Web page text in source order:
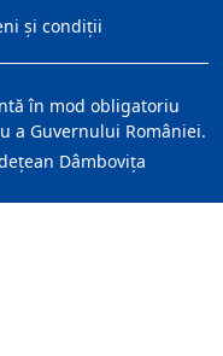
și condiții
în mod obligatoriu
a Guvernului României.
Dâmboviţa